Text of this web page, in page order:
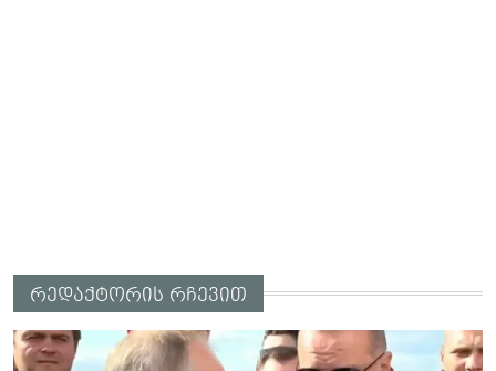
რედაქტორის რჩევით